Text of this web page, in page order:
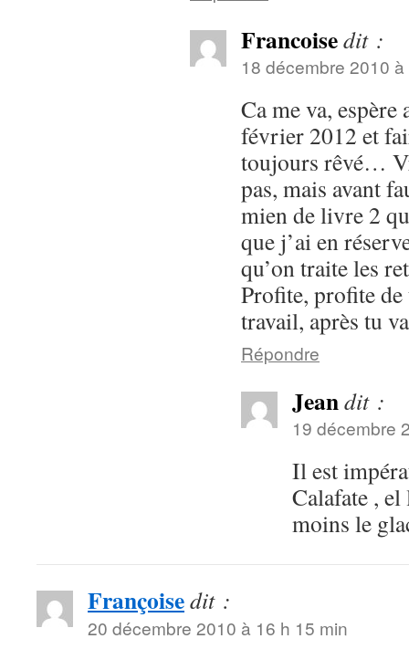
Francoisedit :
18 décembre 2010
Ca me va,
février 2012 et
toujours rêvé…
pas, mais avant
mien de livre 2
que j’ai en
qu’on traite les
Profite, profite
travail, après tu
Répondre
Jeandit :
19 décembre
Il est
Calafate ,
moins le
Françoisedit :
20 décembre 2010 à 16 h 15 min